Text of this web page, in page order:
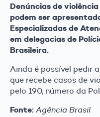
Denúncias de
podem ser
Especializadas de
em delegacias de
Brasileira.
Ainda é possível pedir
que recebe casos de
pelo 190, número da
Fonte: Agência Brasil